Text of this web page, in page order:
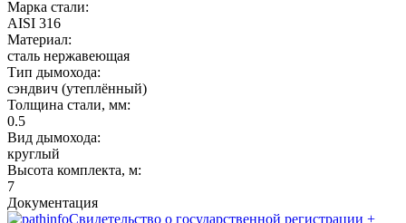
Марка стали:
AISI 316
Материал:
сталь нержавеющая
Тип дымохода:
сэндвич (утеплённый)
Толщина стали, мм:
0.5
Вид дымохода:
круглый
Высота комплекта, м:
7
Документация
Свидетельство о государственной регистрации +